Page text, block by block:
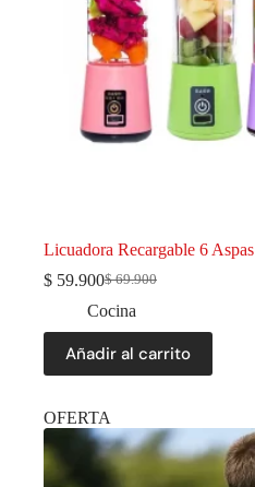
Licuadora Recargable 6 Aspas
$69.900
$ 59.900
Cocina
Añadir al carrito
OFERTA